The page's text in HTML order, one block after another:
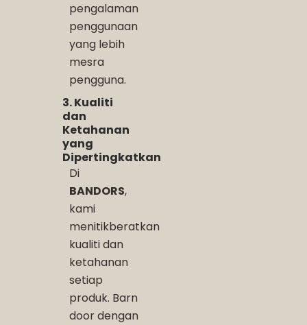
pengalaman
penggunaan
yang lebih
mesra
pengguna.
3. Kualiti
dan
Ketahanan
yang
Dipertingkatkan
Di
BANDORS,
kami
menitikberatkan
kualiti dan
ketahanan
setiap
produk. Barn
door dengan